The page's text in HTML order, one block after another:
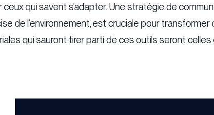
ceux qui savent s’adapter. Une stratégie de
de l’environnement, est cruciale pour
qui sauront tirer parti de ces outils seront